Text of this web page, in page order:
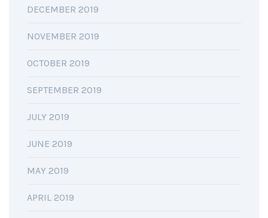
DECEMBER 2019
NOVEMBER 2019
OCTOBER 2019
SEPTEMBER 2019
JULY 2019
JUNE 2019
MAY 2019
APRIL 2019